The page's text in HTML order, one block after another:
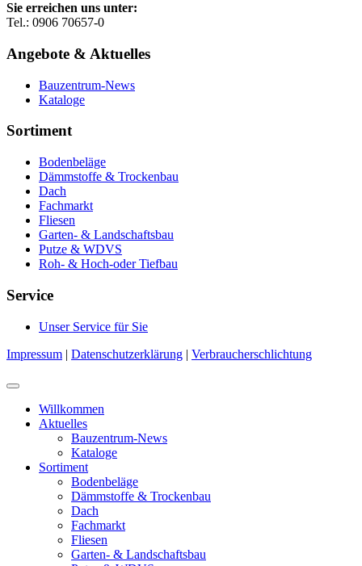
Sie erreichen uns unter:
Tel.: 0906 70657-0
Angebote & Aktuelles
Bauzentrum-News
Kataloge
Sortiment
Bodenbeläge
Dämmstoffe & Trockenbau
Dach
Fachmarkt
Fliesen
Garten- & Landschaftsbau
Putze & WDVS
Roh- & Hoch-oder Tiefbau
Service
Unser Service für Sie
Impressum | Datenschutzerklärung | Verbraucherschlichtung
Willkommen
Aktuelles
Bauzentrum-News
Kataloge
Sortiment
Bodenbeläge
Dämmstoffe & Trockenbau
Dach
Fachmarkt
Fliesen
Garten- & Landschaftsbau